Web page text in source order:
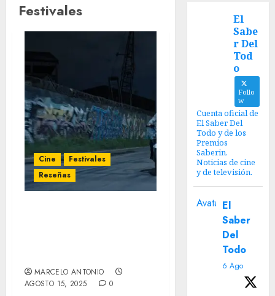
Festivales
Cine
Festivales
Reseñas
MARCELO ANTONIO
AGOSTO 15, 2025
0
El
Sabe
r Del
Tod
o
Follo
w
Cuenta oficial de
El Saber Del
Todo y de los
Premios
Saberin.
Noticias de cine
y de televisión.
Avatar El
Saber
Del
Todo
6 Ago